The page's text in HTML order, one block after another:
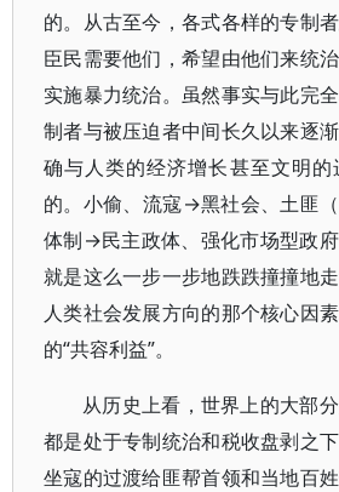
的。从古至今，各式各样的专制
臣民需要他们，希望由他们来统
实施暴力统治。虽然事实与此完
制者与被压迫者中间长久以来逐
确与人类的经济增长甚至文明
的。小偷、流寇→黑社会、土匪
体制→民主政体、强化市场型政
就是这么一步一步地跌跌撞撞地
人类社会发展方向的那个核心因
的“共容利益”。
从历史上看，世界上的大部
都是处于专制统治和税收盘剥之
坐寇的过渡给匪帮首领和当地百